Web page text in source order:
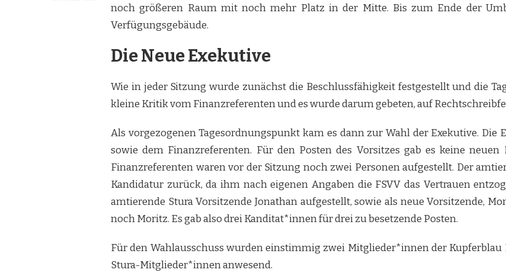
STURA
INSIDE
noch größeren Raum mit noch mehr Platz in der Mitte. Bis zum Ende der
Verfügungsgebäude.
Die Neue Exekutive
Wie in jeder Sitzung wurde zunächst die Beschlussfähigkeit festgestellt und die
kleine Kritik vom Finanzreferenten und es wurde darum gebeten, auf
Als vorgezogenen Tagesordnungspunkt kam es dann zur Wahl der Exekutive. Die
sowie dem Finanzreferenten. Für den Posten des Vorsitzes gab es keine
Finanzreferenten waren vor der Sitzung noch zwei Personen aufgestellt. Der
Kandidatur zurück, da ihm nach eigenen Angaben die FSVV das Vertrauen
amtierende Stura Vorsitzende Jonathan aufgestellt, sowie als neue Vorsitzende,
noch Moritz. Es gab also drei Kanditat*innen für drei zu besetzende Posten.
Für den Wahlausschuss wurden einstimmig zwei Mitglieder*innen der
Stura-Mitglieder*innen anwesend.